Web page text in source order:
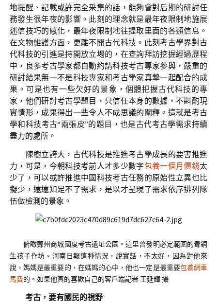
地提醒、記載或許完全采集的話，能夠會對后期的研討任
務發生很年夜的影響。此刻的理念就是最年夜限制地施展
迷信技巧的感化，最年夜限制地往提取里面的各類信息。
在文物維護方面，更離不開古代科技。此刻考古學界對古
代科技的引進是持開放立場的，在查詢拜訪挖掘經過歷程
中，良多考古學家都自動約請科技考古專家參與，嚴重的
研討結果無一不是科技專家和考古學家真摯一起配合的成
果。可是也有一些欠好的景象，個體把握古代科技的專
家，他們研討考古學題目，只信任本身的數據，不斟酌現
實情形，成果得出一些令人不成思議的闡釋。這就是考古
學和科技考古“兩張皮”的題目，也是古代考古學需求持續
盡力的處所。
陳樹立誇大，古代科技是推進考古學成長的要害推進
力，可是，今朝科技考前人才多少數字包養一個月價錢太
少了，可以或許推進中國科技考古任務的原始性立異也比
擬少，遠遠知足不了需求，是以才呈現了需求依序排列隊
伍做檢測的景象。
俯瞰鄭州商城國度考古遺址公園。這里曾發明必定範圍的青銅
生孩子作坊。河南日報這種情況，說實話，不太好，因為對他來
說，媽媽是最重要的，在媽媽的心中，他也一定是最重要包養網車
馬費的。如果他真的喜歡自己的客戶端記者 王延輝 攝
考古，要有國民的視野